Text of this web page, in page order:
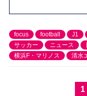
focus football J1
サッカー
ニュース
横浜F・マリノス
清水
1